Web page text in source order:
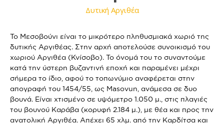
Δυτική Αργιθέα
Το Μεσοβούνι είναι το μικρότερο πληθυσμιακά χωριό της
δυτικής Αργιθέας. Στην αρχή αποτελούσε συνοικισμό του
χωριού Αργιθέα (Κνίσοβο). Το όνομά του το συναντούμε
κατά την ύστερη βυζαντινή εποχή και παραμένει μέχρι
σήμερα το ίδιο, αφού το τοπωνύμιο αναφέρεται στην
απογραφή του 1454/55, ως Masovun, ανάμεσα σε δυο
βουνά. Είναι χτισμένο σε υψόμετρο 1.050 μ., στις πλαγιές
του βουνού Καράβα (κορυφή 2.184 μ.), με θέα και προς την
ανατολική Αργιθέα. Απέχει 65 χλμ. από την Καρδίτσα και